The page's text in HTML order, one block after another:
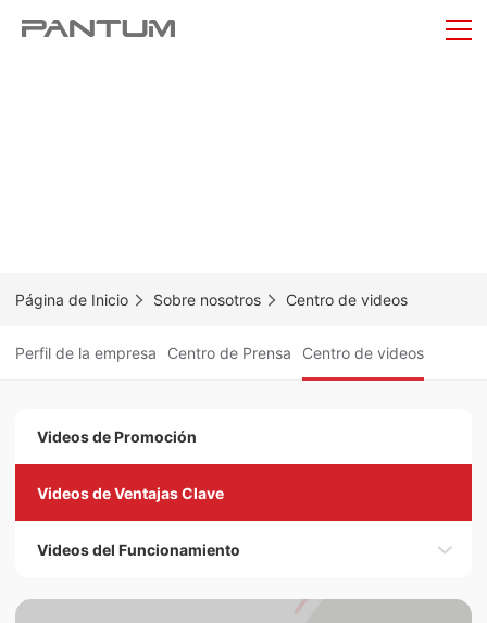
Página de Inicio Sobre nosotros Centro de videos
Perfil de la empresa Centro de Prensa Centro de videos
Videos de Promoción
Videos de Ventajas Clave
Videos del Funcionamiento